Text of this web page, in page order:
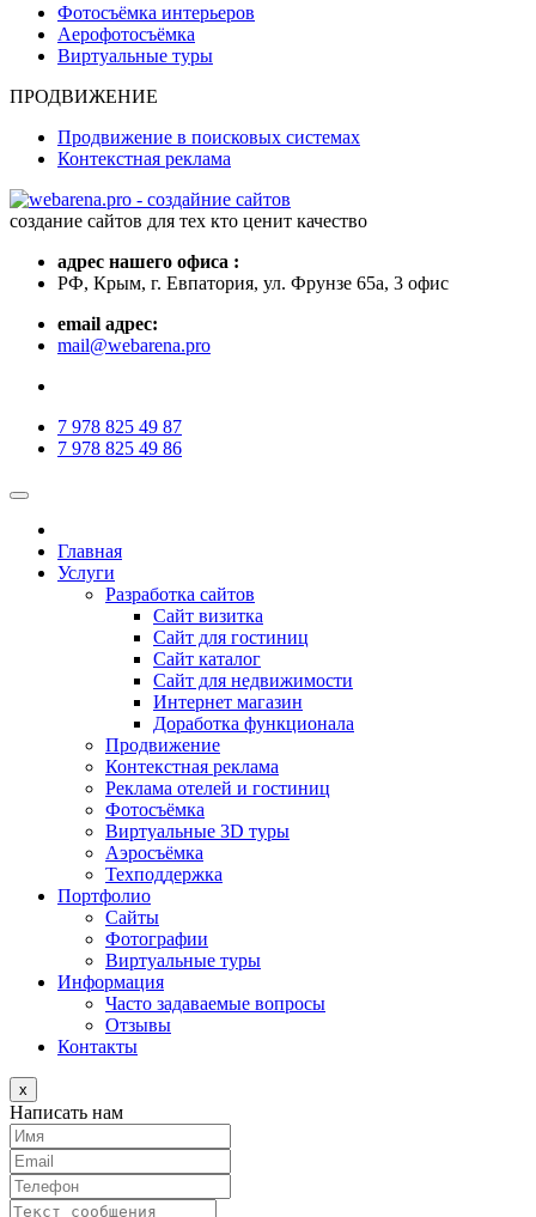
Фотосъёмка интерьеров
Аерофотосъёмка
Виртуальные туры
ПРОДВИЖЕНИЕ
Продвижение в поисковых системах
Контекстная реклама
создание сайтов для тех кто ценит качество
адрес нашего офиса :
РФ, Крым, г. Евпатория, ул. Фрунзе 65а, 3 офис
email адрес:
mail@webarena.pro
7 978 825 49 87
7 978 825 49 86
Главная
Услуги
Разработка сайтов
Сайт визитка
Сайт для гостиниц
Сайт каталог
Сайт для недвижимости
Интернет магазин
Доработка функционала
Продвижение
Контекстная реклама
Реклама отелей и гостиниц
Фотосъёмка
Виртуальные 3D туры
Аэросъёмка
Техподдержка
Портфолио
Сайты
Фотографии
Виртуальные туры
Информация
Часто задаваемые вопросы
Отзывы
Контакты
x
Написать нам